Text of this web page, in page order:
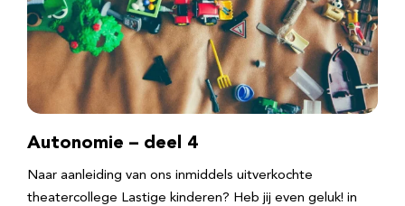
Autonomie – deel 4
Naar aanleiding van ons inmiddels uitverkochte
theatercollege Lastige kinderen? Heb jij even geluk! in